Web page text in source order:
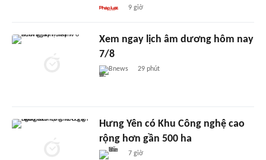
9 giờ
Xem ngay lịch âm dương hôm nay
7/8
Bnews 29 phút
Hưng Yên có Khu Công nghệ cao
rộng hơn gần 500 ha
7 giờ